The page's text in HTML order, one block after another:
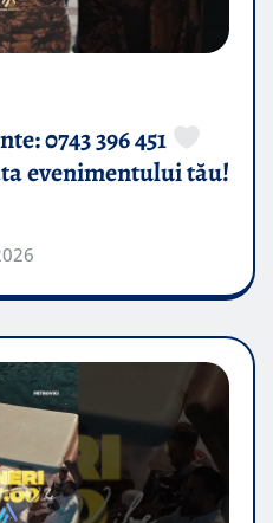
0743 396 451
evenimentului tău!